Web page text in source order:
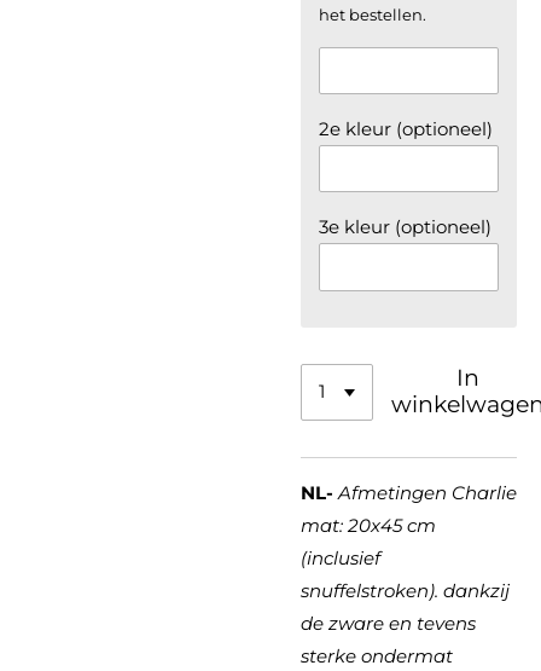
het bestellen.
2e kleur (optioneel)
3e kleur (optioneel)
In
NL- Afmetingen Charlie
mat: 20x45 cm
(inclusief
snuffelstroken). dankzij
de zware en tevens
sterke ondermat